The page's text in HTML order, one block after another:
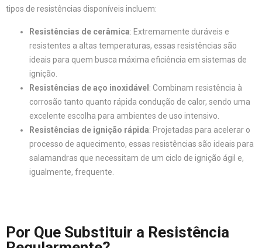
tipos de resistências disponíveis incluem:
Resistências de cerâmica: Extremamente duráveis e
resistentes a altas temperaturas, essas resistências são
ideais para quem busca máxima eficiência em sistemas de
ignição.
Resistências de aço inoxidável : Combinam resistência à
corrosão tanto quanto rápida condução de calor, sendo uma
excelente escolha para ambientes de uso intensivo.
Resistências de ignição rápida: Projetadas para acelerar o
processo de aquecimento, essas resistências são ideais para
salamandras que necessitam de um ciclo de ignição ágil e,
igualmente, frequente.
Por Que Substituir a Resistência